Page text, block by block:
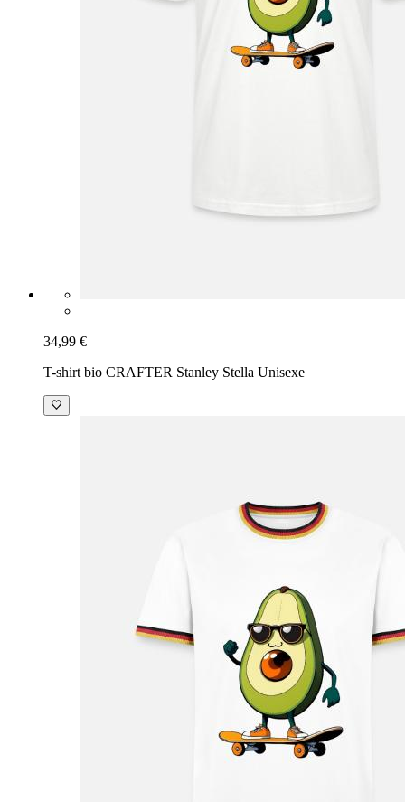
34,99 €
T-shirt bio CRAFTER Stanley Stella Unisexe